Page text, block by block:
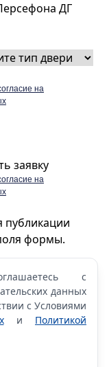
ДГ
на
заявку
на
публикации
формы.
с
данных
с Условиями
и Политикой